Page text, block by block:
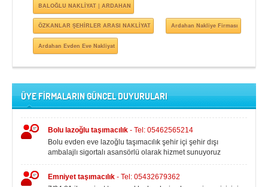
BALOĞLU NAKLİYAT | ARDAHAN
ÖZKANLAR ŞEHİRLER ARASI NAKLİYAT Ardahan Nakliye Firması
Ardahan Evden Eve Nakliyat
ÜYE FİRMALARIN GÜNCEL DUYURULARI
Bolu lazoğlu taşımacılık - Tel: 05462565214
Bolu evden eve lazoğlu taşımacılık şehir içi şehir dışı
ambalajlı sigortalı asansörlü olarak hizmet sunuyoruz
Emniyet taşımacılık - Tel: 05432679362